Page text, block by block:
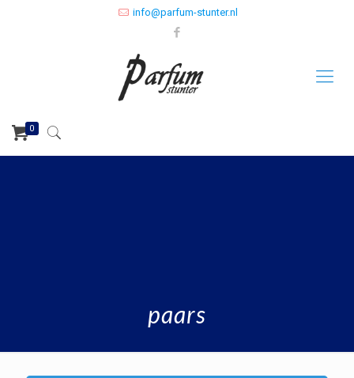
info@parfum-stunter.nl
0
paars